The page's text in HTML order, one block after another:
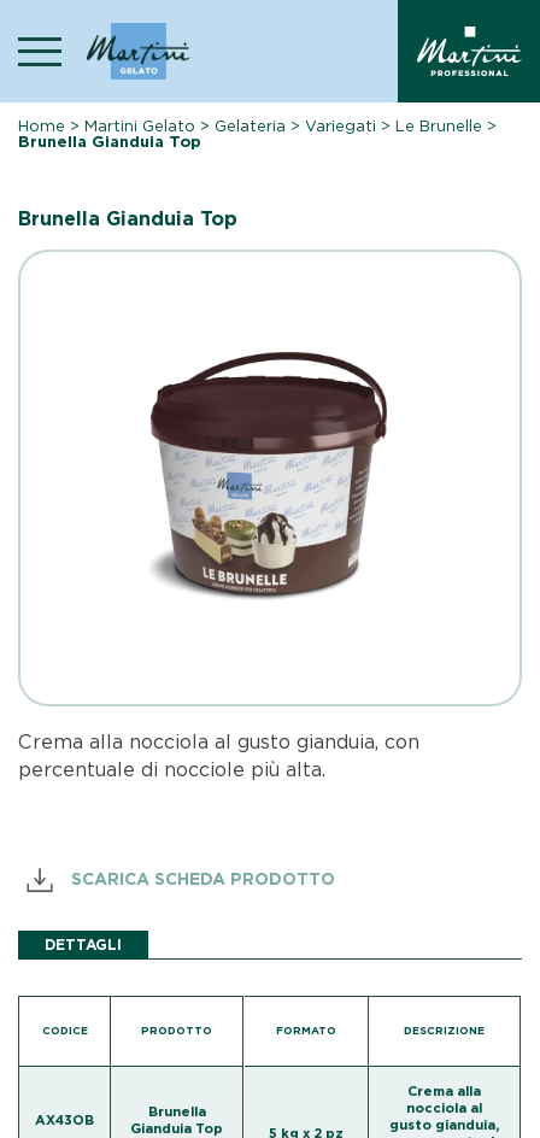
content
Home >Martini Gelato > Gelateria >Variegati >Le Brunelle >
Brunella Gianduia Top
Brunella Gianduia Top
Crema alla nocciola al gusto gianduia, con
percentuale di nocciole più alta.
SCARICA SCHEDA PRODOTTO
DETTAGLI
CODICE PRODOTTO
AX43OB
Brunella
Gianduia Top
FORMATO DESCRIZIONE
5 kg x 2 pz
Crema alla
nocciola al
gusto gianduia,